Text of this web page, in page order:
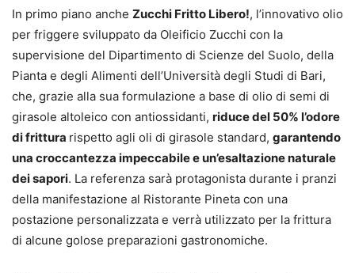
In primo piano anche Zucchi Fritto Libero!, l’innovativo olio
per friggere sviluppato da Oleificio Zucchi con la
supervisione del Dipartimento di Scienze del Suolo, della
Pianta e degli Alimenti dell’Università degli Studi di Bari,
che, grazie alla sua formulazione a base di olio di semi di
girasole altoleico con antiossidanti, riduce del 50% l’odore
di frittura rispetto agli oli di girasole standard, garantendo
una croccantezza impeccabile e un’esaltazione naturale
dei sapori. La referenza sarà protagonista durante i pranzi
della manifestazione al Ristorante Pineta con una
postazione personalizzata e verrà utilizzato per la frittura
di alcune golose preparazioni gastronomiche.